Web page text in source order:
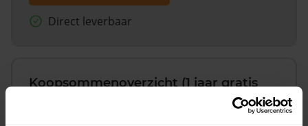
Direct leverbaar
Koopsommenoverzicht (1 jaar gratis